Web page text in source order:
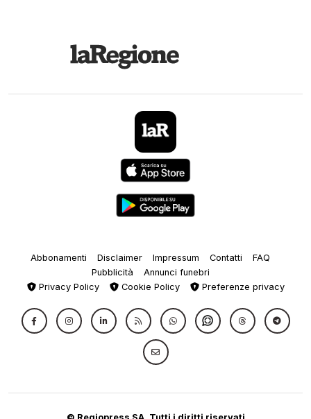
Abbonamenti Disclaimer Impressum Contatti
FAQ
Pubblicità
Annunci funebri
Privacy Policy
Cookie Policy Preferenze privacy